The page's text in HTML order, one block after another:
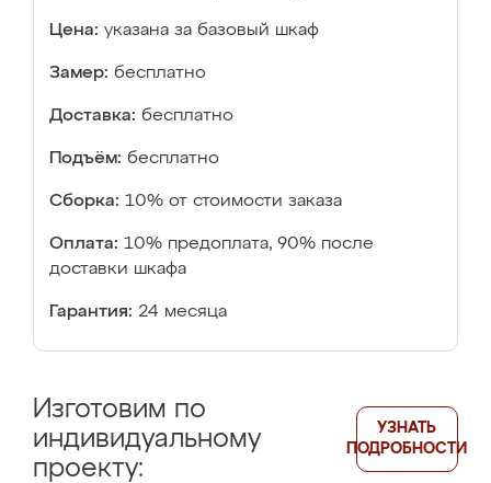
Цена: указана за базовый шкаф
Замер: бесплатно
Доставка: бесплатно
Подъём: бесплатно
Сборка: 10% от стоимости заказа
Оплата: 10% предоплата, 90% после
доставки шкафа
Гарантия: 24 месяца
Изготовим по
индивидуальному
проекту:
УЗНАТЬ
ПОДРОБНОСТИ